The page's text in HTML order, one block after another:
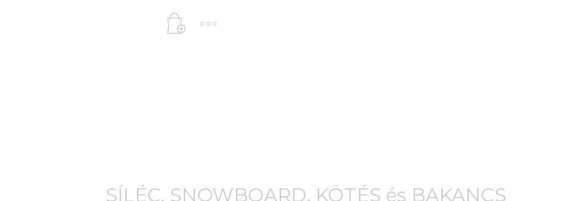
SÍLÉC, SNOWBOARD, KÖTÉS és BAKANCS